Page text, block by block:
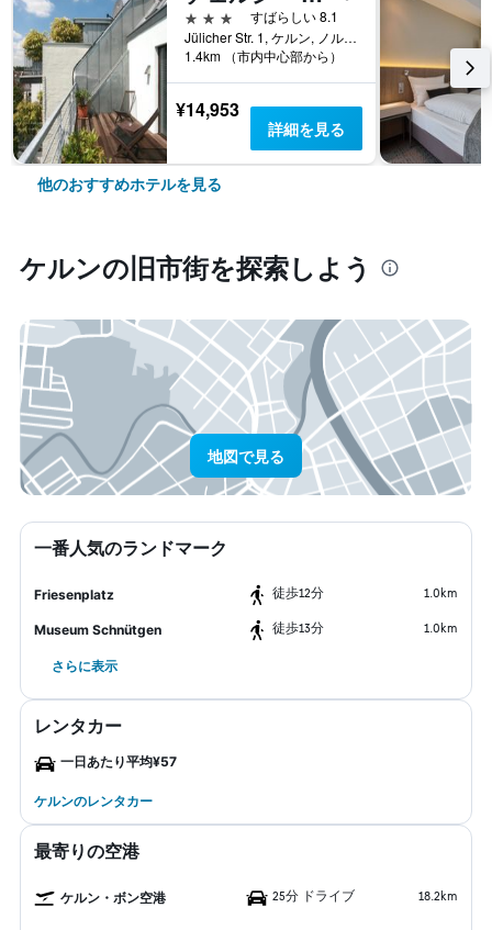
3つ星
すばらしい 8.1
Jülicher Str. 1, ケルン, ノルトライン＝ヴェストファーレン, ドイツ
1.4km （市内中心部から）
¥14,953
詳細を見る
他のおすすめホテルを見る
ケルン​の旧市街​を探索しよう
地図で見る
一番人気のランドマーク
Friesenplatz ​徒歩12分 1.0km
Museum Schnütgen ​徒歩13分 1.0km
さらに表示
レンタカー
一日あたり平均¥57
ケルンのレンタカー
最寄りの空港
ケルン・ボン空港 25分 ドライブ 18.2km